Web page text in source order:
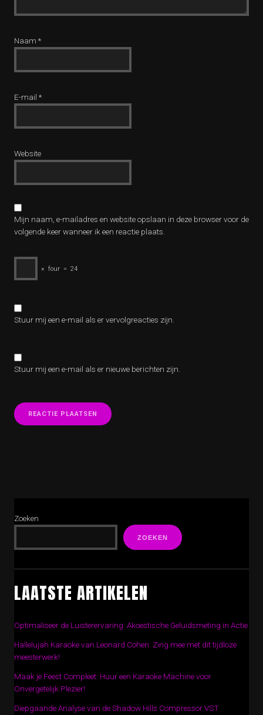
Naam *
E-mail *
Website
Mijn naam, e-mailadres en website opslaan in deze browser voor de
volgende keer wanneer ik een reactie plaats.
× four = 24
Stuur mij een e-mail als er vervolgreacties zijn.
Stuur mij een e-mail als er nieuwe berichten zijn.
Zoeken
ZOEKEN
LAATSTE ARTIKELEN
Optimaliseer de Luisterervaring: Akoestische Geluidsmeting in Actie
Hallelujah Karaoke van Leonard Cohen: Zing mee met dit tijdloze
meesterwerk!
Maak je Feest Compleet: Huur een Karaoke Machine voor
Onvergetelijk Plezier!
Diepgaande Analyse van de Shadow Hills Compressor VST